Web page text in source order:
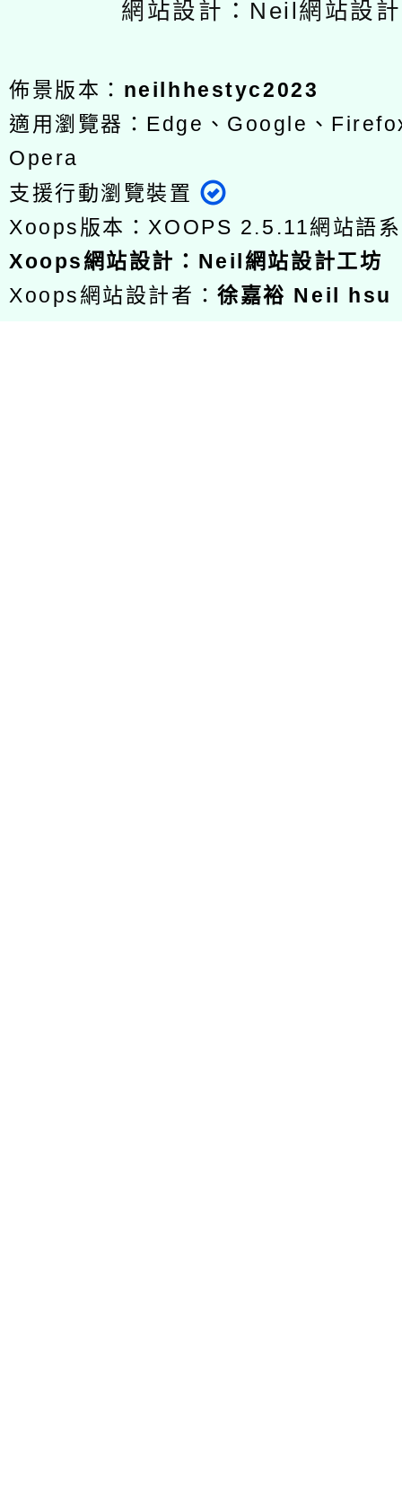
網站設計：Neil網站設
佈景版本： neilhhestyc2023
適用瀏覽器：Edge、Google、
Opera
支援行動瀏覽裝置
Xoops版本： XOOPS 2.5.11網站語
Xoops網站設計 ： Neil網站設計工坊
Xoops網站設計者：徐嘉裕 Neil hsu